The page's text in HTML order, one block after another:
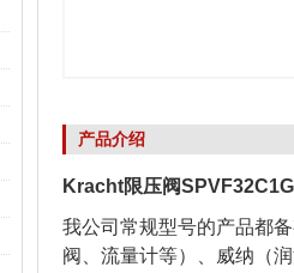
产品介绍
Kracht限压阀
我公司常规型号的产品都
阀、流量计等）、威纳（